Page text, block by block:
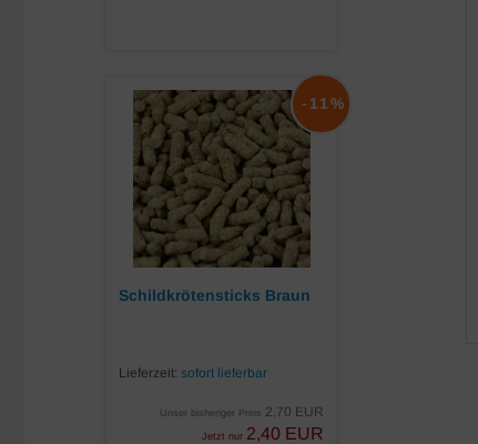
Schildkrötensticks Braun
Lieferzeit:sofort lieferbar
Unser bisheriger Preis 2,70 EUR
Jetzt nur 2,40 EUR
-11%